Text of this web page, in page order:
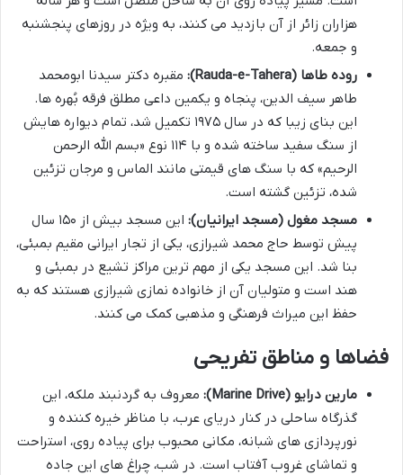
هزاران زائر از آن بازدید می کنند، به ویژه در روزهای پنجشنبه
و جمعه.
روده طاها (Rauda-e-Tahera):
مقبره دکتر سیدنا ابومحمد
طاهر سیف الدین، پنجاه و یکمین داعی مطلق فرقه بُهره ها.
این بنای زیبا که در سال ۱۹۷۵ تکمیل شد، تمام دیواره هایش
از سنگ سفید ساخته شده و با ۱۱۴ نوع «بسم الله الرحمن
الرحیم» که با سنگ های قیمتی مانند الماس و مرجان تزئین
شده، تزئین گشته است.
مسجد مغول (مسجد ایرانیان):
این مسجد بیش از ۱۵۰ سال
پیش توسط حاج محمد شیرازی، یکی از تجار ایرانی مقیم بمبئی،
بنا شد. این مسجد یکی از مهم ترین مراکز تشیع در بمبئی و
هند است و متولیان آن از خانواده نمازی شیرازی هستند که به
حفظ این میراث فرهنگی و مذهبی کمک می کنند.
فضاها و مناطق تفریحی
مارین درایو (Marine Drive):
معروف به گردنبند ملکه، این
گذرگاه ساحلی در کنار دریای عرب، با مناظر خیره کننده و
نورپردازی های شبانه، مکانی محبوب برای پیاده روی، استراحت
و تماشای غروب آفتاب است. در شب، چراغ های این جاده